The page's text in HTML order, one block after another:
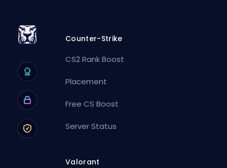
Counter-Strike
CS2 Rank Boost
Placement
Free CS Boost
Server Status
Valorant